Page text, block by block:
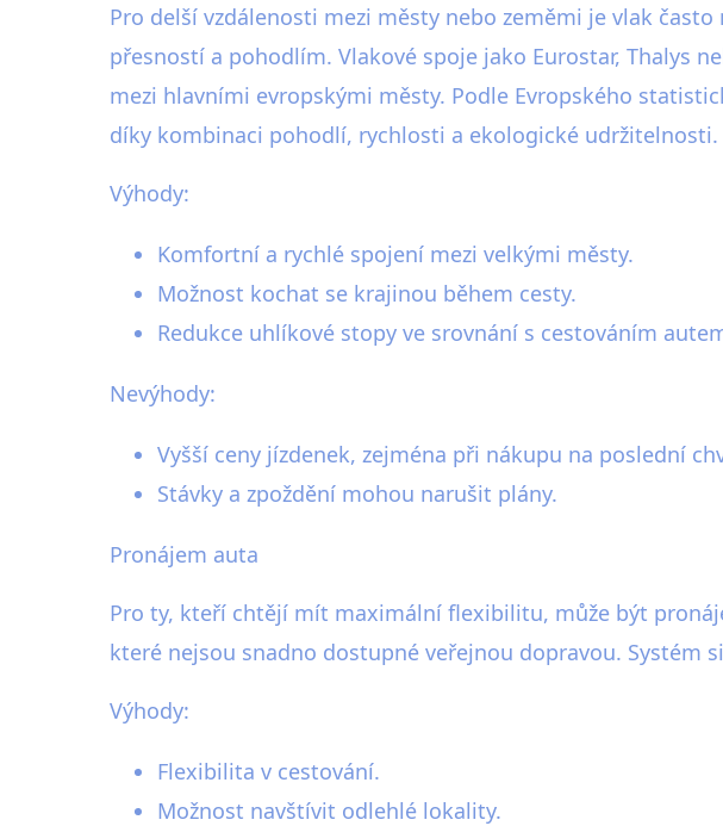
Pro delší vzdálenosti mezi městy nebo zeměmi je vlak
přesností a pohodlím. Vlakové spoje jako Eurostar, Thalys
mezi hlavními evropskými městy. Podle Evropského
díky kombinaci pohodlí, rychlosti a ekologické udržitelnosti.
Výhody:
Komfortní a rychlé spojení mezi velkými městy.
Možnost kochat se krajinou během cesty.
Redukce uhlíkové stopy ve srovnání s cestováním
Nevýhody:
Vyšší ceny jízdenek, zejména při nákupu na poslední
Stávky a zpoždění mohou narušit plány.
Pronájem auta
Pro ty, kteří chtějí mít maximální flexibilitu, může být
které nejsou snadno dostupné veřejnou dopravou. Systém
Výhody:
Flexibilita v cestování.
Možnost navštívit odlehlé lokality.